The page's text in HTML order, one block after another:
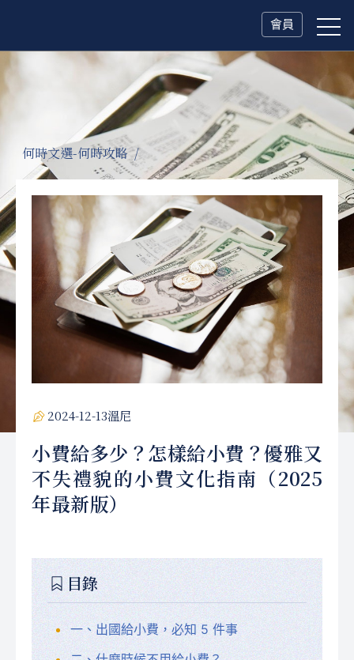
會員
何時文選-何時攻略
2024-12-13溫尼
小費給多少？怎樣給小費？優雅又
不失禮貌的小費文化指南（2025
年最新版）
目錄
一、出國給小費，必知 5 件事